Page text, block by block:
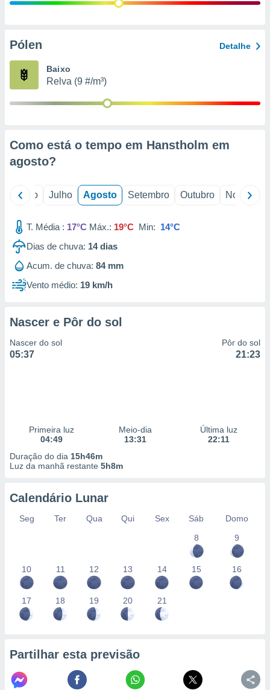
e
de
Pólen Detalhe
Baixo
Relva (9 #/m³)
Como está o tempo em Hanstholm em
agosto?
Junho Julho Agosto Setembro Outubro Novembro
T. Média : 17°C Máx.: 19°C Min: 14°C
Dias de chuva: 14dias
Acum. de chuva: 84 mm
Vento médio: 19 km/h
Nascer e Pôr do sol
Nascer do sol
05:37
Pôr do sol
21:23
Primeira luz
04:49
Meio-dia
13:31
Última luz
22:11
Duração do dia 15h46m
Luz da manhã restante 5h8m
Calendário Lunar
Seg Ter Qua Qui Sex Sáb
Domo
8
9
10 11 12 13 14 15 16
17 18 19 20 21
Partilhar esta previsão